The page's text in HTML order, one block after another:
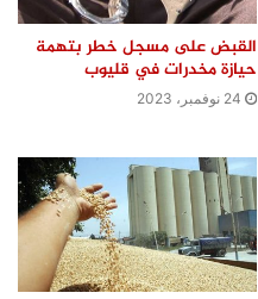
القبض على مسجل خطر بتهمة
حيازة مخدرات في قليوب
24 نوفمبر، 2023